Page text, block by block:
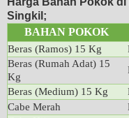
Singkil;
BAHAN POKOK
Beras (Ramos) 15 Kg
Beras (Rumah Adat) 15
Kg
Beras (Medium) 15 Kg
Cabe Merah